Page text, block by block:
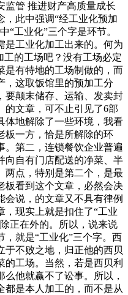
监管 推进财产高质量成长
，此中强调“经工业化预加
“工业化”三个字是环节。
是工业化加工出来的。何为
工的工场吧？没有工场必定
是有特地的工场制做的，而
，这取饭馆里的预加工分
要颠末储存、运输、发卖封
的文章，可不止引见了6部
体地解除了一些环境，我看
板一方，恰是所解除的环
。第二，连锁餐饮企业普遍
向自有门店配送的净菜、半
两点，特别是第二个，是最
板看到这个文章，必然会决
会说，的文章又不具有律例
，现实上就是扣住了“工业
正在外的。所以，说来说
就是“工业化”三个字。西
于不败之地，归正他的西贝
的工场。当然，若是西贝利
他就赢不了讼事。所以，
都是本人加工的，而不是从